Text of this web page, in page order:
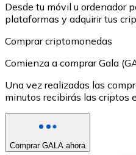
Desde tu móvil u ordenador
plataformas y adquirir tus
Comprar criptomonedas
Comienza a comprar Gala
Una vez realizadas las
minutos recibirás las criptos
Comprar GALA ahora